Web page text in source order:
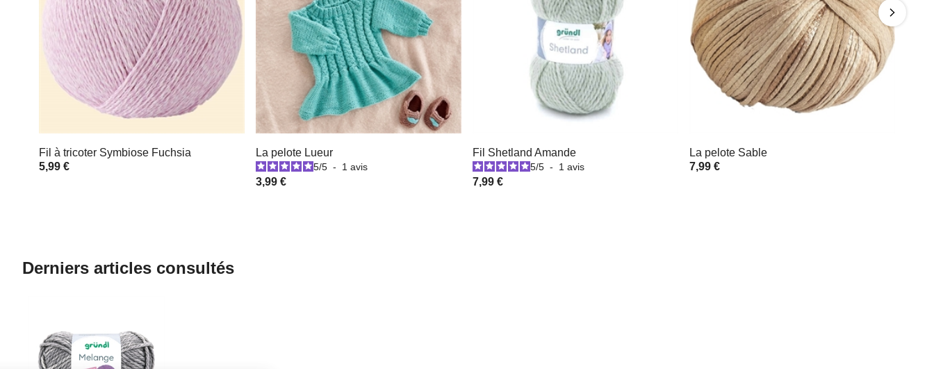
Fil à tricoter Symbiose Fuchsia
5,99 €
La pelote Lueur
5/5 - 1 avis
3,99 €
Fil Shetland Amande
5/5 - 1 avis
7,99 €
La pelote Sable
7,99 €
Derniers articles consultés